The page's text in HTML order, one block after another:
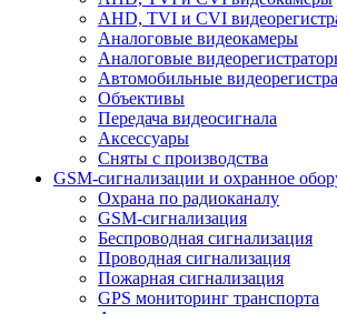
AHD, TVI и CVI
Аналоговые видеокамеры
Аналоговые
Автомобильные
Объективы
Передача видеосигнала
Аксессуары
Сняты с производства
GSM-сигнализации и охранное
Охрана по радиоканалу
GSM-сигнализация
Беспроводная сигнализация
Проводная сигнализация
Пожарная сигнализация
GPS мониторинг транспорта